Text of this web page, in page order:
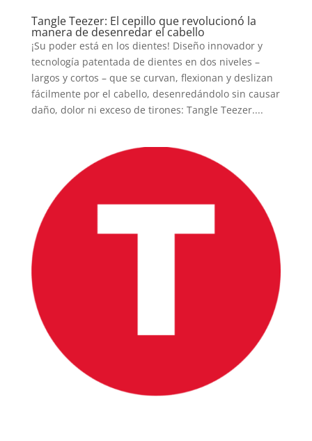
Tangle Teezer: El cepillo que revolucionó la
manera de desenredar el cabello
¡Su poder está en los dientes! Diseño innovador y
tecnología patentada de dientes en dos niveles –
largos y cortos – que se curvan, flexionan y deslizan
fácilmente por el cabello, desenredándolo sin causar
daño, dolor ni exceso de tirones: Tangle Teezer....